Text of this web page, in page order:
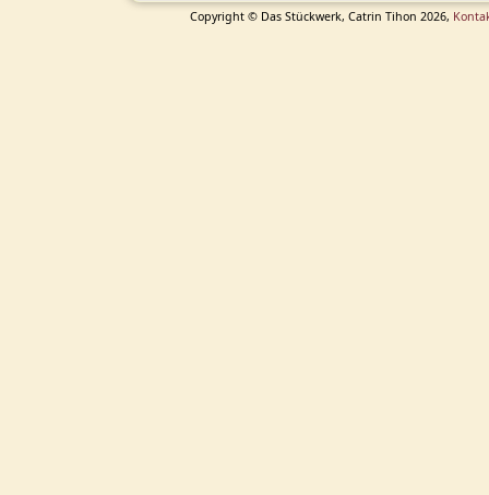
Copyright © Das Stückwerk, Catrin Tihon 2026,